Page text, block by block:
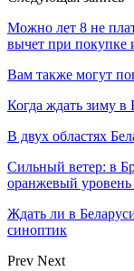
Можно лет 8 не
вычет при покупке
Вам также могут
Когда ждать зиму в
В двух областях
Сильный ветер: в
оранжевый уровень
Ждать ли в
синоптик
Prev Next